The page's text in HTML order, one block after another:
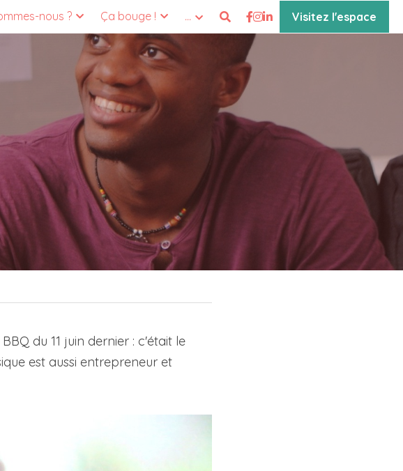
nous ? Ça bouge ! … Visitez l'espace
du 11 juin dernier : c'était le
est aussi entrepreneur et